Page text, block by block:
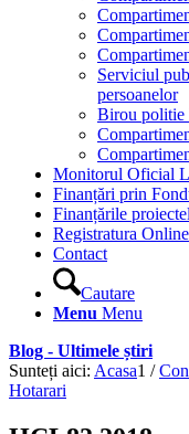
Serviciul
persoanelor
Birou politie
Monitorul Oficial
Finanțări prin
Finanțările
Registratura Online
Contact
Cautare
Menu Menu
Blog - Ultimele știri
Sunteți aici: Acasa1 /
Hotarari